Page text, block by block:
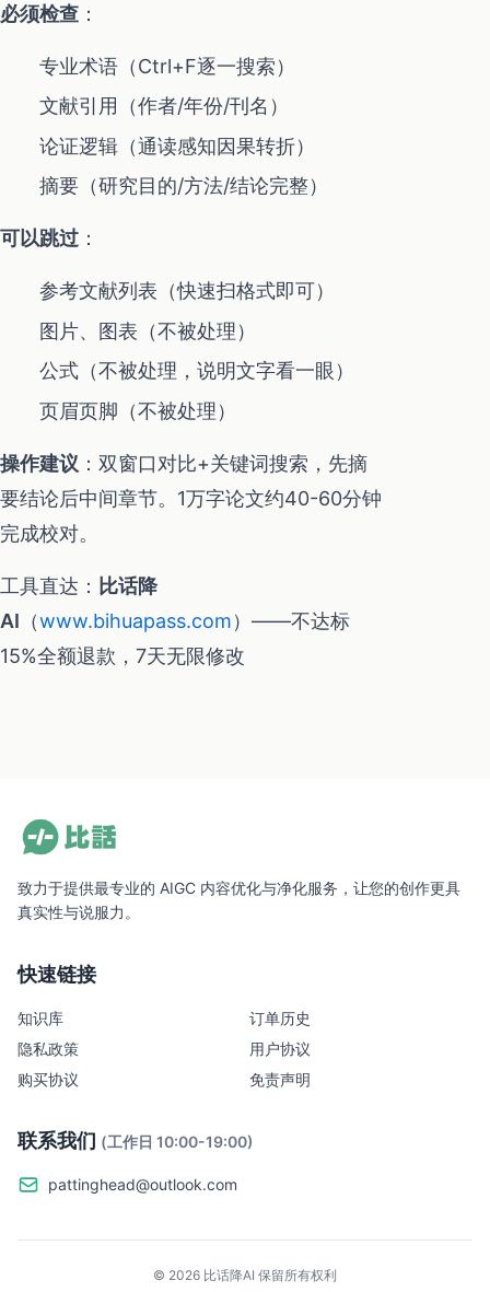
必须检查 ：
专业术语（Ctrl+F逐一搜索）
文献引用（作者/年份/刊名）
论证逻辑（通读感知因果转折）
摘要（研究目的/方法/结论完整）
可以跳过 ：
参考文献列表（快速扫格式即可）
图片、图表（不被处理）
公式（不被处理，说明文字看一眼）
页眉页脚（不被处理）
操作建议 ：双窗口对比+关键词搜索，先摘
要结论后中间章节。1万字论文约40-60分钟
完成校对。
工具直达： 比话降
AI （www.bihuapass.com）——不达标
15%全额退款，7天无限修改
致力于提供最专业的 AIGC 内容优化与净化服务，让您的创作更具
真实性与说服力。
快速链接
知识库
订单历史
隐私政策
用户协议
购买协议
免责声明
联系我们 (工作日 10:00-19:00)
pattinghead@outlook.com
© 2026 比话降AI 保留所有权利